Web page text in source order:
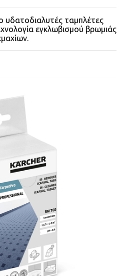
υδατοδιαλυτές ταμπλέτες
εγκλωβισμού βρωμιάς